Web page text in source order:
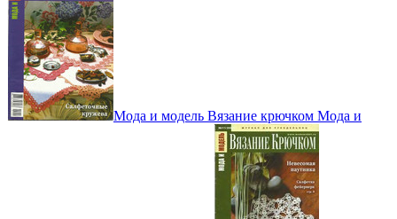
Мода и модель Вязание крючком Мода и